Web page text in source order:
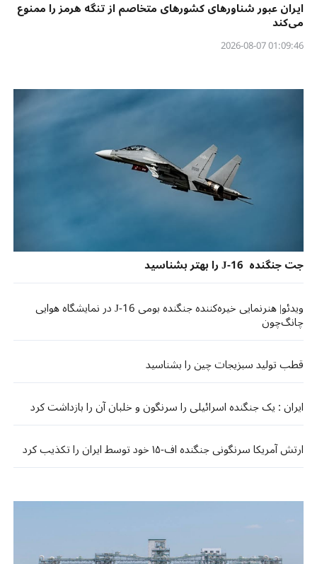
ایران عبور شناورهای کشورهای متخاصم از تنگه هرمز را ممنوع
می‌کند
01:09:46 2026-08-07
جت جنگنده J-16 را بهتر بشناسید
ویدئو| هنرنمایی خیره‌کننده جنگنده بومی J-16 در نمایشگاه هوایی
چانگ‌چون
قطب تولید سبزیجات چین را بشناسید
ایران : یک جنگنده اسرائیلی را سرنگون و خلبان آن را بازداشت کرد
ارتش آمریکا سرنگونی جنگنده اف-۱۵ خود توسط ایران را تکذیب کرد